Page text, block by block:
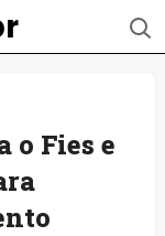
o Fies e